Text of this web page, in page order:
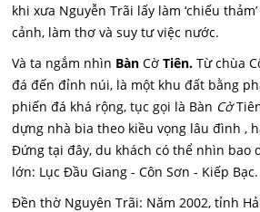
khi xưa Nguyễn Trãi lấy làm ‘chiếu
cảnh, làm thơ và suy tư việc nước.
Và ta ngắm nhìn BànCờTiên.Từ chùa
đá đến đỉnh núi, là một khu đất bằng
phiến đá khá rộng, tục gọi là Bàn Cờ
dựng nhà bia theo kiều vọng lâu đình ,
Đứng tại đây, du khách có thể nhìn bao
lớn: Lục Đầu Giang - Côn Sơn - Kiếp Bạc.
Đền thờ Nguyên Trãi: Năm 2002, tỉnh